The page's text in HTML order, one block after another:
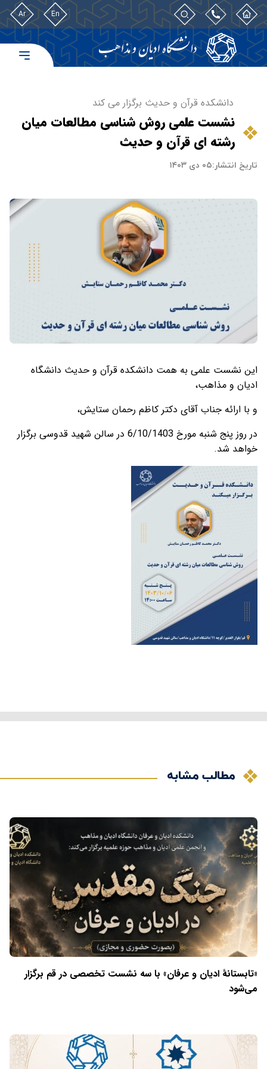
En
Ar
دانشکده قرآن و حدیث برگزار می کند
نشست علمی روش شناسی مطالعات میان
رشته ای قرآن و حدیث
تاریخ انتشار:۰۵ دی ۱۴۰۳
این نشست علمی به همت دانشکده قرآن و حدیث دانشگاه
ادیان و مذاهب،
و با ارائه جناب آقای دکتر کاظم رحمان ستایش،
در روز پنج شنبه مورخ 6/10/1403 در سالن شهید قدوسی برگزار
خواهد شد.
مطالب مشابه
«تابستانهٔ ادیان و عرفان» با سه نشست تخصصی در قم برگزار
می‌شود